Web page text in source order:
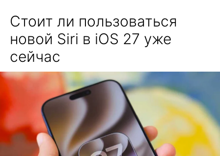
Стоит ли пользоваться
новой Siri в iOS 27 уже
сейчас